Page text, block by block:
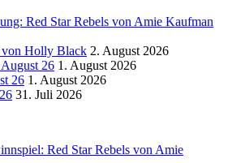
Red Star Rebels von Amie Kaufman
von Holly Black 2. August 2026
26 1. August 2026
26 1. August 2026
31. Juli 2026
Red Star Rebels von Amie